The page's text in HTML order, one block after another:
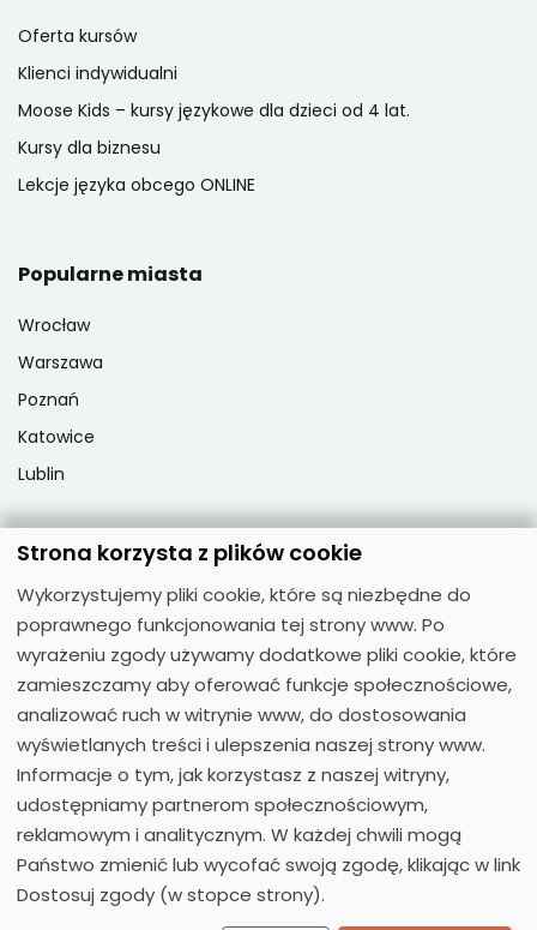
Oferta kursów
Klienci indywidualni
Moose Kids – kursy językowe dla dzieci od 4 lat.
Kursy dla biznesu
Lekcje języka obcego ONLINE
Popularne miasta
Wrocław
Warszawa
Poznań
Katowice
Lublin
Popularne przedmioty
Język angielski
Język niemiecki
Język hiszpański
Język francuski
Język włoski
Język rosyjski
Strona korzysta z plików cookie
Wykorzystujemy pliki cookie, które są niezbędne do
poprawnego funkcjonowania tej strony www. Po
wyrażeniu zgody używamy dodatkowe pliki cookie, które
zamieszczamy aby oferować funkcje społecznościowe,
analizować ruch w witrynie www, do dostosowania
wyświetlanych treści i ulepszenia naszej strony www.
Informacje o tym, jak korzystasz z naszej witryny,
udostępniamy partnerom społecznościowym,
reklamowym i analitycznym. W każdej chwili mogą
Państwo zmienić lub wycofać swoją zgodę, klikając w link
Dostosuj zgody (w stopce strony).